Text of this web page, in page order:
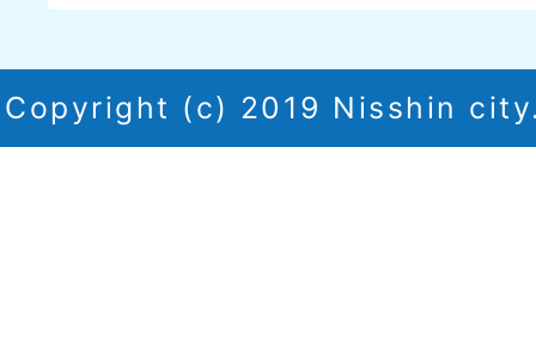
Copyright (c) 2019 Nisshin